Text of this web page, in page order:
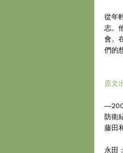
從年
志。
會。
們的
原文
防衛
藤田
永田